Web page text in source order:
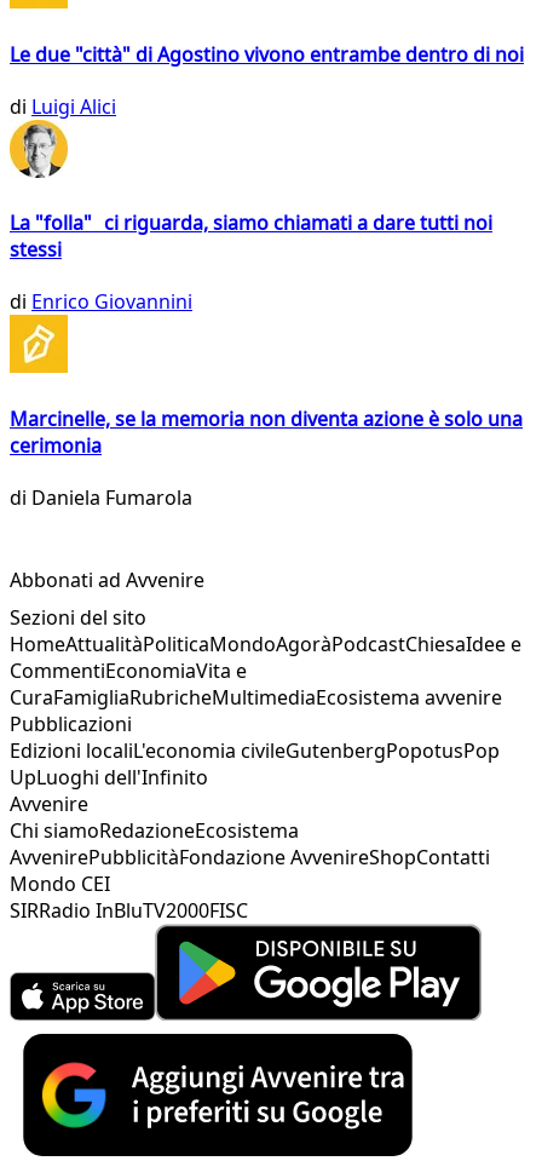
Le due "città" di Agostino vivono entrambe dentro di noi
di Luigi Alici
La "folla" ci riguarda, siamo chiamati a dare tutti noi
stessi
di Enrico Giovannini
Marcinelle, se la memoria non diventa azione è solo una
cerimonia
di Daniela Fumarola
Abbonati ad Avvenire
Sezioni del sito
HomeAttualitàPoliticaMondoAgoràPodcastChiesaIdee e
CommentiEconomiaVita e
CuraFamigliaRubricheMultimediaEcosistema avvenire
Pubblicazioni
Edizioni localiL'economia civileGutenbergPopotusPop
UpLuoghi dell'Infinito
Avvenire
Chi siamoRedazioneEcosistema
AvvenirePubblicitàFondazione AvvenireShopContatti
Mondo CEI
SIRRadio InBluTV2000FISC